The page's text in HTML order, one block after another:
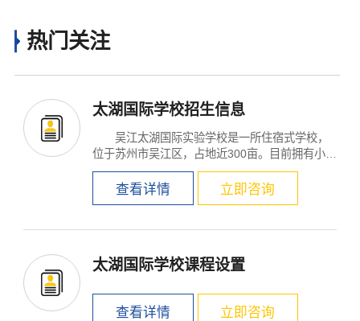
热门关注
太湖国际学校招生信息
吴江太湖国际实验学校是一所住宿式学校，
位于苏州市吴江区，占地近300亩。目前拥有小学
1-6年级的学...
查看详情 立即咨询
太湖国际学校课程设置
查看详情 立即咨询